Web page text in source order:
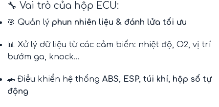
🔧 Vai trò của hộp ECU:
🎯 Quản lý phun nhiên liệu & đánh lửa tối ưu
📊 Xử lý dữ liệu từ các cảm biến: nhiệt độ, O2, vị trí
bướm ga, knock…
🚗 Điều khiển hệ thống ABS, ESP, túi khí, hộp số tự
động